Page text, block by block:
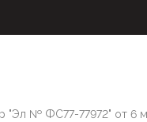
"Эл № ФС77-77972" от 6